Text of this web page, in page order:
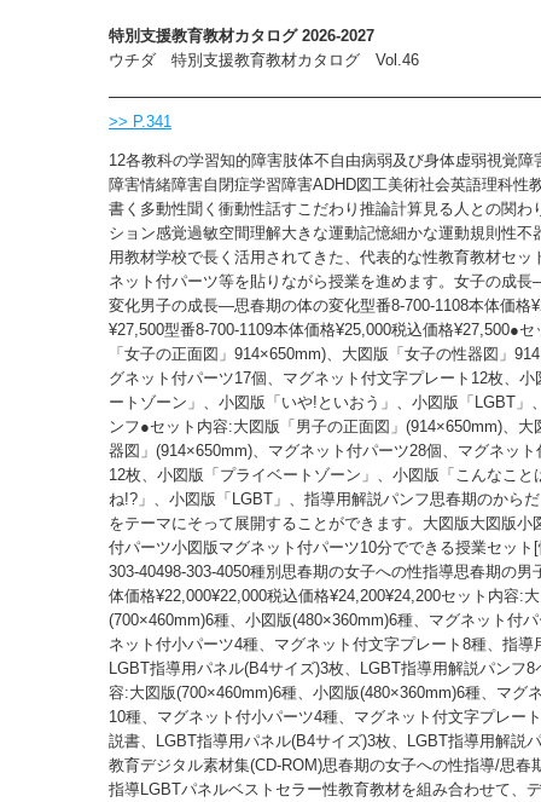
特別支援教育教材カタログ 2026-2027
ウチダ 特別支援教育教材カタログ Vol.46
>> P.341
12各教科の学習知的障害肢体不自由病弱及び身体虚弱視覚障
障害情緒障害自閉症学習障害ADHD図工美術社会英語理科性
書く多動性聞く衝動性話すこだわり推論計算見る人との関わ
ション感覚過敏空間理解大きな運動記憶細かな運動規則性不
用教材学校で長く活用されてきた、代表的な性教育教材セッ
ネット付パーツ等を貼りながら授業を進めます。女子の成
変化男子の成長―思春期の体の変化型番8-700-1108本体価格
¥27,500型番8-700-1109本体価格¥25,000税込価格¥27,500●
「女子の正面図」914×650mm)、大図版「女子の性器図」
グネット付パーツ17個、マグネット付文字プレート12枚、小
ートゾーン」、小図版「いや!といおう」、小図版「LGBT」
ンフ●セット内容:大図版「男子の正面図」(914×650mm)、大
器図」(914×650mm)、マグネット付パーツ28個、マグネッ
12枚、小図版「プライベートゾーン」、小図版「こんなこと
ね!?」、小図版「LGBT」、指導用解説パンフ思春期のから
をテーマにそって展開することができます。大図版大図版小
付パーツ小図版マグネット付パーツ10分でできる授業セット
303-40498-303-4050種別思春期の女子への性指導思春期の男
体価格¥22,000¥22,000税込価格¥24,200¥24,200セット内容:
(700×460mm)6種、小図版(480×360mm)6種、マグネット付
ネット付小パーツ4種、マグネット付文字プレート8種、指導
LGBT指導用パネル(B4サイズ)3枚、LGBT指導用解説パンフ8
容:大図版(700×460mm)6種、小図版(480×360mm)6種、マグ
10種、マグネット付小パーツ4種、マグネット付文字プレー
説書、LGBT指導用パネル(B4サイズ)3枚、LGBT指導用解説
教育デジタル素材集(CD-ROM)思春期の女子への性指導/思春
指導LGBTパネルベストセラー性教育教材を組み合わせて、